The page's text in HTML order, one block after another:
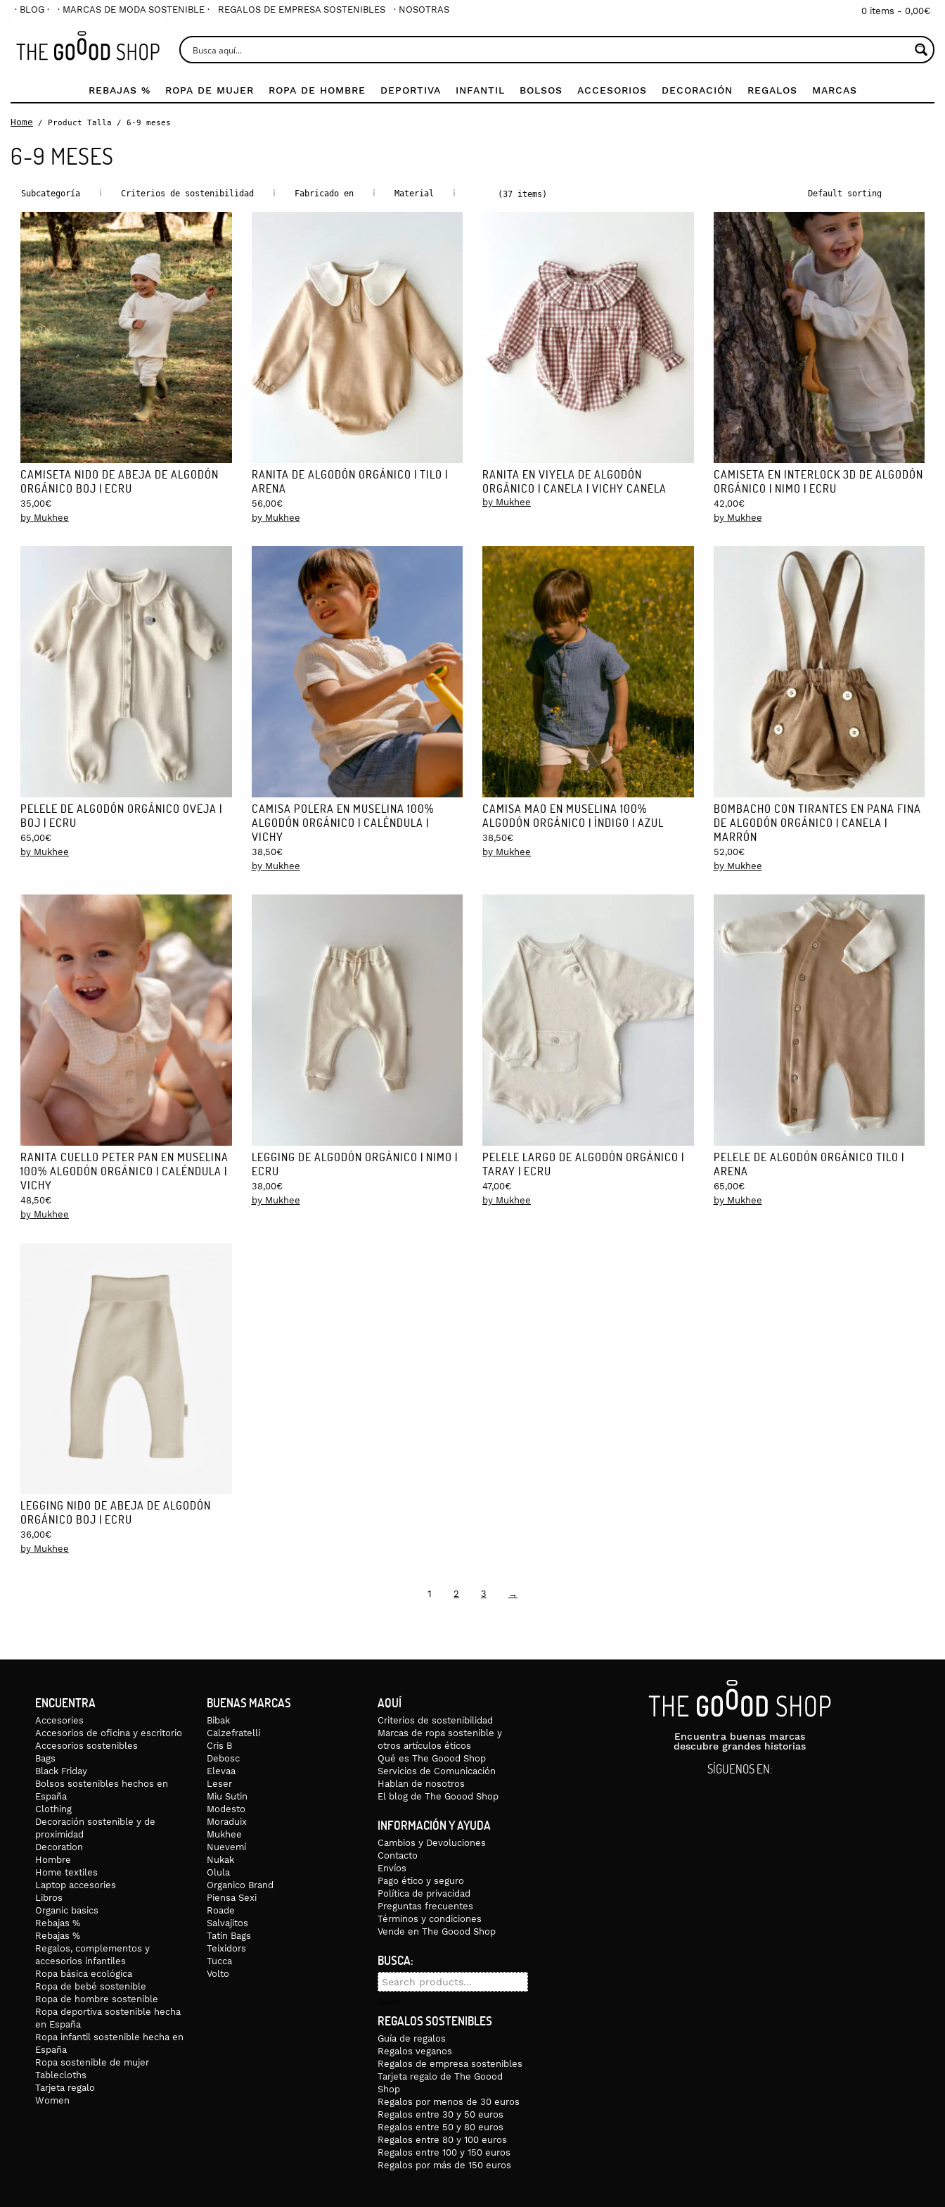
· BLOG · · MARCAS DE MODA SOSTENIBLE · REGALOS DE EMPRESA SOSTENIBLES · NOSOTRAS 0 items - 0,00€
REBAJAS % ROPA DE MUJER ROPA DE HOMBRE DEPORTIVA INFANTIL BOLSOS ACCESORIOS DECORACIÓN REGALOS MARCAS
Home / Product Talla / 6-9 meses
6-9 MESES
i
Subcategoría i
Criterios de sostenibilidad i
Fabricado en i
Material (37 items)
CAMISETA NIDO DE ABEJA DE ALGODÓN
ORGÁNICO BOJ | ECRU
35,00€
by Mukhee
RANITA DE ALGODÓN ORGÁNICO | TILO |
ARENA
56,00€
by Mukhee
RANITA EN VIYELA DE ALGODÓN
ORGÁNICO | CANELA | VICHY CANELA
by Mukhee
CAMISETA EN INTERLOCK 3D DE ALGODÓN
ORGÁNICO | NIMO | ECRU
42,00€
by Mukhee
PELELE DE ALGODÓN ORGÁNICO OVEJA |
BOJ | ECRU
65,00€
by Mukhee
CAMISA POLERA EN MUSELINA 100%
ALGODÓN ORGÁNICO | CALÉNDULA |
VICHY
38,50€
by Mukhee
CAMISA MAO EN MUSELINA 100%
ALGODÓN ORGÁNICO | ÍNDIGO | AZUL
38,50€
by Mukhee
BOMBACHO CON TIRANTES EN PANA FINA
DE ALGODÓN ORGÁNICO | CANELA |
MARRÓN
52,00€
by Mukhee
RANITA CUELLO PETER PAN EN MUSELINA
100% ALGODÓN ORGÁNICO | CALÉNDULA |
VICHY
48,50€
by Mukhee
LEGGING DE ALGODÓN ORGÁNICO | NIMO |
ECRU
38,00€
by Mukhee
PELELE LARGO DE ALGODÓN ORGÁNICO |
TARAY | ECRU
47,00€
by Mukhee
PELELE DE ALGODÓN ORGÁNICO TILO |
ARENA
65,00€
by Mukhee
LEGGING NIDO DE ABEJA DE ALGODÓN
ORGÁNICO BOJ | ECRU
36,00€
by Mukhee
1 2 3 →
ENCUENTRA
Accesories
Accesorios de oficina y escritorio
Accesorios sostenibles
Bags
Black Friday
Bolsos sostenibles hechos en
España
Clothing
Decoración sostenible y de
proximidad
Decoration
Hombre
Home textiles
Laptop accesories
Libros
Organic basics
Rebajas %
Rebajas %
Regalos, complementos y
accesorios infantiles
Ropa básica ecológica
Ropa de bebé sostenible
Ropa de hombre sostenible
Ropa deportiva sostenible hecha
en España
Ropa infantil sostenible hecha en
España
Ropa sostenible de mujer
Tablecloths
Tarjeta regalo
Women
BUENAS MARCAS
Bibak
Calzefratelli
Cris B
Debosc
Elevaa
Leser
Miu Sutin
Modesto
Moraduix
Mukhee
Nuevemí
Nukak
Olula
Organico Brand
Piensa Sexi
Roade
Salvajitos
Tatin Bags
Teixidors
Tucca
Volto
AQUÍ
Criterios de sostenibilidad
Marcas de ropa sostenible y
otros artículos éticos
Qué es The Goood Shop
Servicios de Comunicación
Hablan de nosotros
El blog de The Goood Shop
INFORMACIÓN Y AYUDA
Cambios y Devoluciones
Contacto
Envíos
Pago ético y seguro
Política de privacidad
Preguntas frecuentes
Términos y condiciones
Vende en The Goood Shop
BUSCA:
Search
REGALOS SOSTENIBLES
Guía de regalos
Regalos veganos
Regalos de empresa sostenibles
Tarjeta regalo de The Goood
Shop
Regalos por menos de 30 euros
Regalos entre 30 y 50 euros
Regalos entre 50 y 80 euros
Regalos entre 80 y 100 euros
Regalos entre 100 y 150 euros
Regalos por más de 150 euros
Encuentra buenas marcas
descubre grandes historias
SÍGUENOS EN: